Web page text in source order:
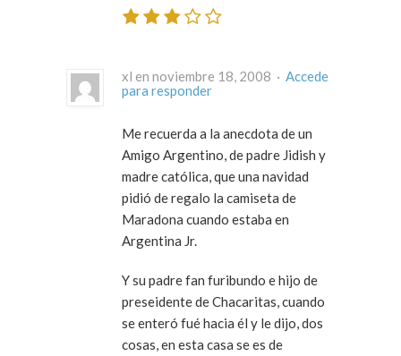
xl en noviembre 18, 2008 · Accede
para responder
Me recuerda a la anecdota de un
Amigo Argentino, de padre Jidish y
madre católica, que una navidad
pidió de regalo la camiseta de
Maradona cuando estaba en
Argentina Jr.
Y su padre fan furibundo e hijo de
preseidente de Chacaritas, cuando
se enteró fué hacia él y le dijo, dos
cosas, en esta casa se es de